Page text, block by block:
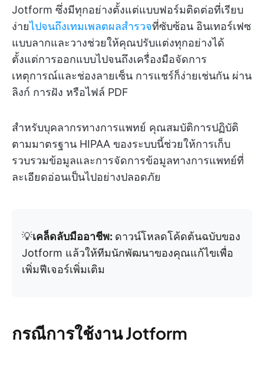
Jotform ซึ่งมีทุกอย่างตั้งแต่แบบฟอร์มติดต่อที่เรียบ
ง่ายไปจนถึงเทมเพลตผลสำรวจที่ซับซ้อน อินเทอร์เฟซ
แบบลากและวางช่วยให้คุณปรับแต่งทุกอย่างได้
ตั้งแต่การออกแบบไปจนถึงเครื่องมือจัดการ
เหตุการณ์และช่องลายเซ็น การแชร์ก็ง่ายเช่นกัน ผ่าน
ลิงก์ การฝัง หรือไฟล์ PDF
สำหรับบุคลากรทางการแพทย์ คุณสมบัติการปฏิบัติ
ตามมาตรฐาน HIPAA ของระบบนี้ช่วยให้การเก็บ
รวบรวมข้อมูลและการจัดการข้อมูลทางการแพทย์ที่
ละเอียดอ่อนเป็นไปอย่างปลอดภัย
💡เคล็ดลับมืออาชีพ: ดาวน์โหลดโค้ดต้นฉบับของ
Jotform แล้วให้ทีมนักพัฒนาของคุณแก้ไขเพื่อ
เพิ่มฟีเจอร์เพิ่มเติม
กรณีการใช้งาน Jotform